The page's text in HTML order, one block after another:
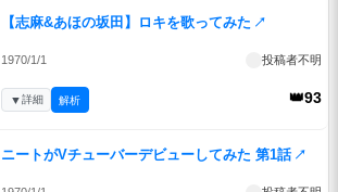
【志麻&あほの坂田】ロキを歌ってみた ↗
1970/1/1 投稿者不明
👑93
▼詳細 解析
ニートがVチューバーデビューしてみた 第1話 ↗